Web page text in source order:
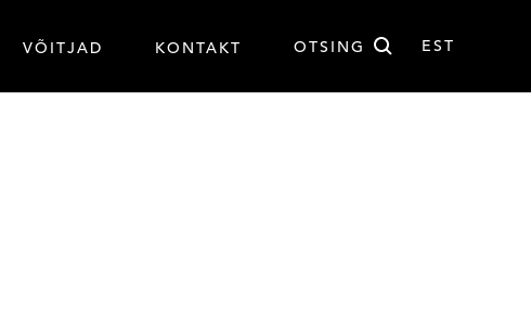
VÕITJAD KONTAKT OTSING EST
Otsi